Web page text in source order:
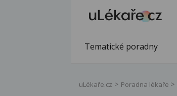
Tematické poradny
uLékaře.cz Poradna lékaře